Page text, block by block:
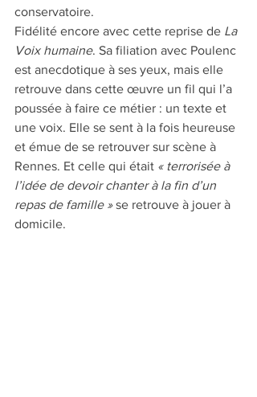
conservatoire.
Fidélité encore avec cette reprise de La
Voix humaine. Sa filiation avec Poulenc
est anecdotique à ses yeux, mais elle
retrouve dans cette œuvre un fil qui l’a
poussée à faire ce métier : un texte et
une voix. Elle se sent à la fois heureuse
et émue de se retrouver sur scène à
Rennes. Et celle qui était « terrorisée à
l’idée de devoir chanter à la fin d’un
repas de famille » se retrouve à jouer à
domicile.